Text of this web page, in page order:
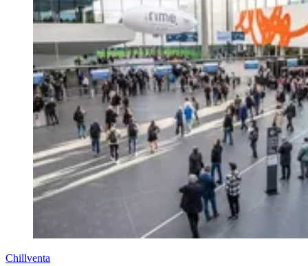
Chillventa